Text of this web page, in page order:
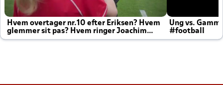
Hvem overtager nr.10 efter Eriksen? Hvem
glemmer sit pas? Hvem ringer Joachim
altid til efter kampe?
Ung vs.
#football